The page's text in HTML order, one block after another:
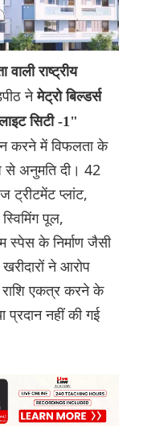
वाली राष्ट्रीय
नेमेट्रो बिल्डर्स
सिटी -1"
करने में विफलता के
से अनुमति दी। 42
ट्रीटमेंट प्लांट,
पूल,
स्पेस के निर्माण जैसी
ने आरोप
राशि एकत्र करने के
प्रदान नहीं की गई